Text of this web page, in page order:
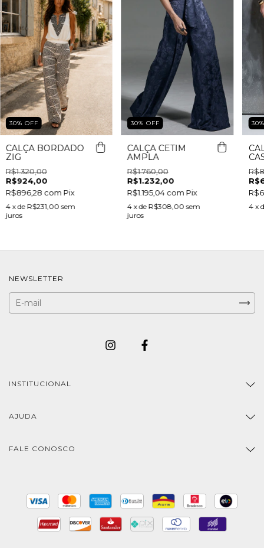
30% OFF
CALÇA BORDADO
ZIG
R$1.320,00
R$924,00
R$896,28 com Pix
4 x de R$231,00 sem
juros
30% OFF
CALÇA CETIM
AMPLA
R$1.760,00
R$1.232,00
R$1.195,04com Pix
4 x de R$308,00 sem
juros
30
4 x
NEWSLETTER
INSTITUCIONAL
AJUDA
FALE CONOSCO